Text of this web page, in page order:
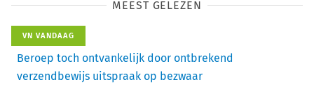
MEEST GELEZEN
VN VANDAAG
Beroep toch ontvankelijk door ontbrekend
verzendbewijs uitspraak op bezwaar